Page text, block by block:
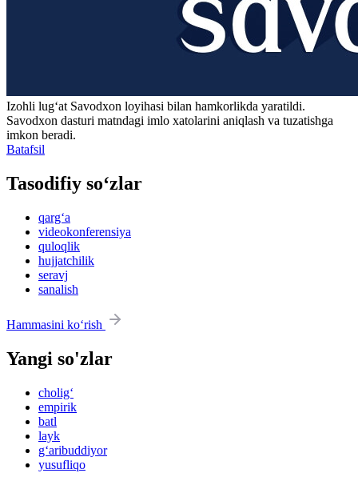
Izohli lugʻat Savodxon loyihasi bilan hamkorlikda yaratildi.
Savodxon dasturi matndagi imlo xatolarini aniqlash va tuzatishga
imkon beradi.
Batafsil
Tasodifiy so‘zlar
qarg‘a
videokonferensiya
quloqlik
hujjatchilik
seravj
sanalish
Hammasini ko‘rish
Yangi so'zlar
cholig‘
empirik
batl
layk
g‘aribuddiyor
yusufliqo